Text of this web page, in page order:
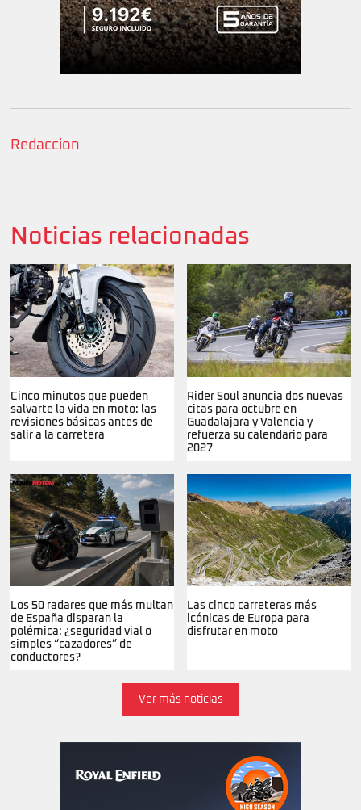
Redaccion
Noticias relacionadas
Cinco minutos que pueden
salvarte la vida en moto: las
revisiones básicas antes de
salir a la carretera
Rider Soul anuncia dos nuevas
citas para octubre en
Guadalajara y Valencia y
refuerza su calendario para
2027
Los 50 radares que más multan
de España disparan la
polémica: ¿seguridad vial o
simples “cazadores” de
conductores?
Las cinco carreteras más
icónicas de Europa para
disfrutar en moto
Ver más noticias